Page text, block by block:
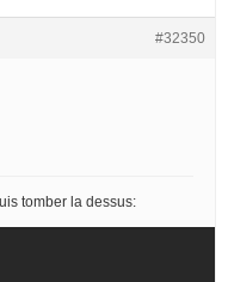
#32350
tomber la dessus: